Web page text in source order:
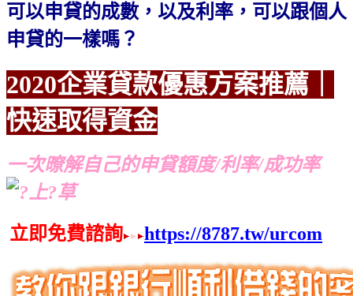
可以申貸的成數，以及利率，可以跟個人
申貸的一樣嗎？
2020企業貸款優惠方案推薦｜
快速取得資金
一次暸解自己的申貸額度/利率/成功率
立即免費諮詢 https://8787.tw/urcom